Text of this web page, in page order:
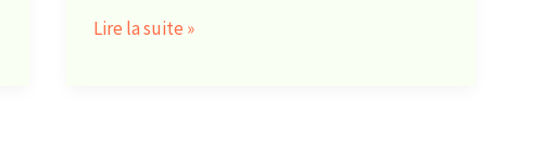
Lire la suite »